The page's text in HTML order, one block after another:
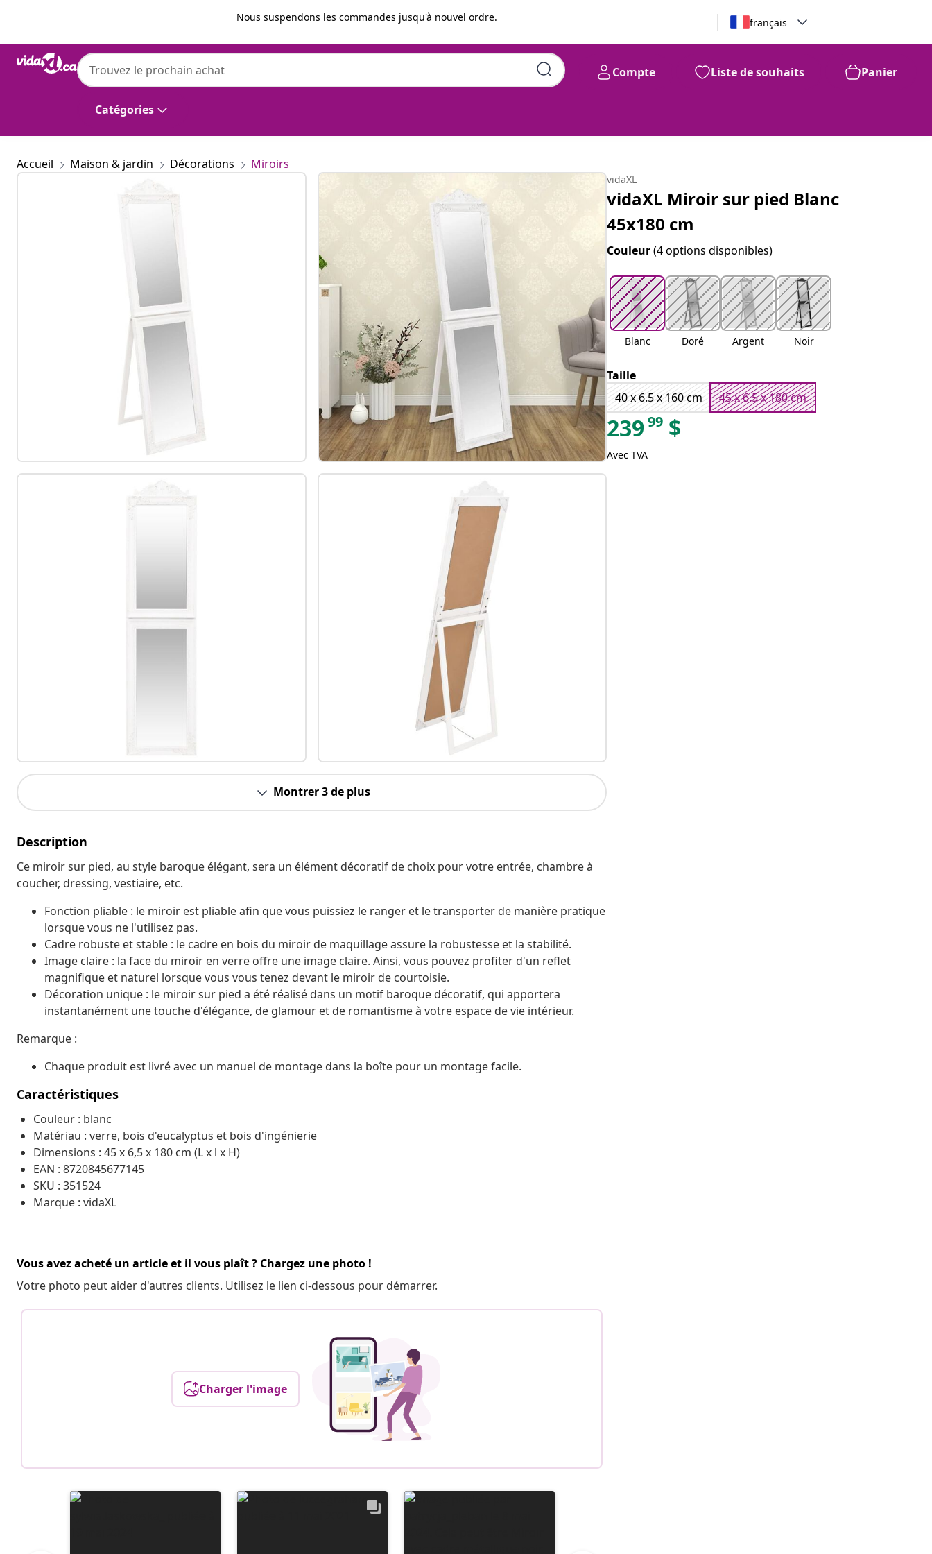
Nous suspendons les commandes jusqu'à nouvel ordre. français
Catégories
Compte Liste de souhaits Panier
vidaXL 99
Accueil Maison & jardin Décorations Miroirs
Montrer 3 de plus
Description
Ce miroir sur pied, au style baroque élégant, sera un élément décoratif de choix pour votre entrée, chambre à
coucher, dressing, vestiaire, etc.
Fonction pliable : le miroir est pliable afin que vous puissiez le ranger et le transporter de manière pratique
lorsque vous ne l'utilisez pas.
Cadre robuste et stable : le cadre en bois du miroir de maquillage assure la robustesse et la stabilité.
Image claire : la face du miroir en verre offre une image claire. Ainsi, vous pouvez profiter d'un reflet
magnifique et naturel lorsque vous vous tenez devant le miroir de courtoisie.
Décoration unique : le miroir sur pied a été réalisé dans un motif baroque décoratif, qui apportera
instantanément une touche d'élégance, de glamour et de romantisme à votre espace de vie intérieur.
Remarque :
Chaque produit est livré avec un manuel de montage dans la boîte pour un montage facile.
Caractéristiques
Couleur : blanc
Matériau : verre, bois d'eucalyptus et bois d'ingénierie
Dimensions : 45 x 6,5 x 180 cm (L x l x H)
EAN : 8720845677145
SKU : 351524
Marque : vidaXL
Vous avez acheté un article et il vous plaît ? Chargez une photo !
Votre photo peut aider d'autres clients. Utilisez le lien ci-dessous pour démarrer.
Charger l'image
vidaXL
vidaXL Miroir sur pied Blanc
45x180 cm
Couleur(4 options disponibles)
Blanc Doré Argent Noir
Taille
40 x 6.5 x 160 cm
45 x 6.5 x 180 cm
23999 $
Avec TVA